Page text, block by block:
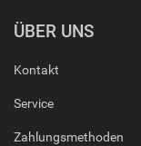
ÜBER UNS
Kontakt
Service
Zahlungsmethoden